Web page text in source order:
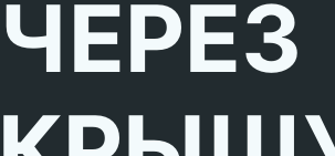
ЧЕРЕЗ